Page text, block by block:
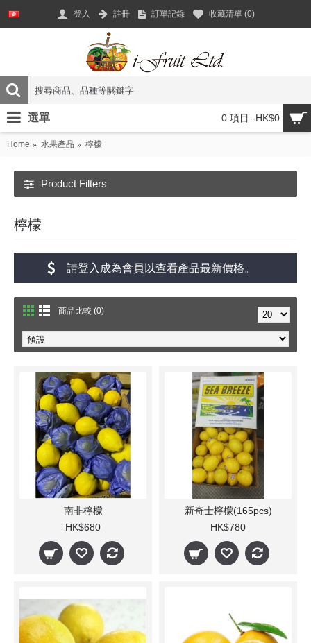
登入 註冊 訂單記錄 收藏清單 (0)
0 項目 -HK$0
選單
Home 水果產品 檸檬
Product Filters
檸檬
請登入成為會員以查看產品最新價格。
商品比較 (0)
南非檸檬
HK$680
新奇士檸檬(165pcs)
HK$780